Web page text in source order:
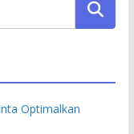
Optimalkan